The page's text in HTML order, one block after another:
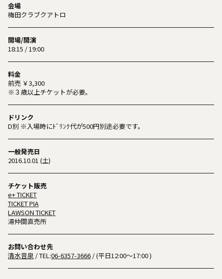
会場
梅田クラブクアトロ
開場/開演
18:15 / 19:00
料金
前売 ￥3,300
※３歳以上チケットが必要。
ドリンク
D別 ※入場時にﾄﾞﾘﾝｸ代が500円別途必要です。
一般発売日
2016.10.01 (土)
チケット販売
e+ TICKET
TICKET PIA
LAWSON TICKET
湯仲間直売所
お問い合わせ先
清水音泉 / TEL:06-6357-3666 / (平日12:00〜17:00 )